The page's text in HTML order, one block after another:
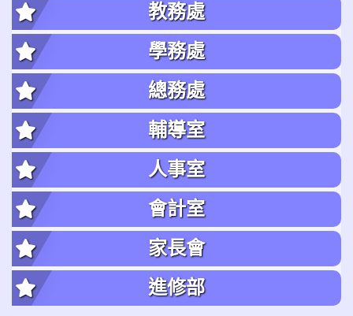
教務處
學務處
總務處
輔導室
人事室
會計室
家長會
進修部